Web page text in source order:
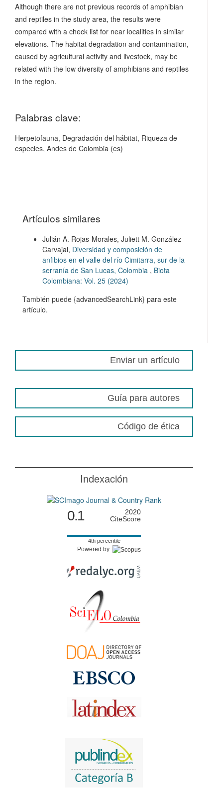
Although there are not previous records of amphibian
and reptiles in the study area, the results were
compared with a check list for near localities in similar
elevations. The habitat degradation and contamination,
caused by agricultural activity and livestock, may be
related with the low diversity of amphibians and reptiles
in the region.
Palabras clave:
Herpetofauna, Degradación del hábitat, Riqueza de
especies, Andes de Colombia (es)
Artículos similares
Julián A. Rojas-Morales, Juliett M. González
Carvajal, Diversidad y composición de
anfibios en el valle del río Cimitarra, sur de la
serranía de San Lucas, Colombia , Biota
Colombiana: Vol. 25 (2024)
También puede {advancedSearchLink} para este
artículo.
Enviar un artículo
Guía para autores
Código de ética
Indexación
0.1
2020
CiteScore
4th percentile
Powered by